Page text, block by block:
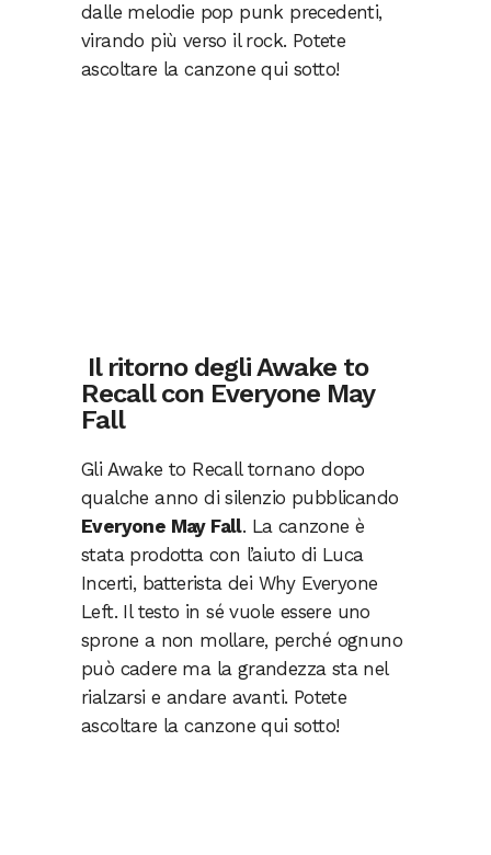
dalle melodie pop punk precedenti,
virando più verso il rock. Potete
ascoltare la canzone qui sotto!
Il ritorno degli Awake to
Recall con Everyone May
Fall
Gli Awake to Recall tornano dopo
qualche anno di silenzio pubblicando
Everyone May Fall. La canzone è
stata prodotta con l’aiuto di Luca
Incerti, batterista dei Why Everyone
Left. Il testo in sé vuole essere uno
sprone a non mollare, perché ognuno
può cadere ma la grandezza sta nel
rialzarsi e andare avanti. Potete
ascoltare la canzone qui sotto!